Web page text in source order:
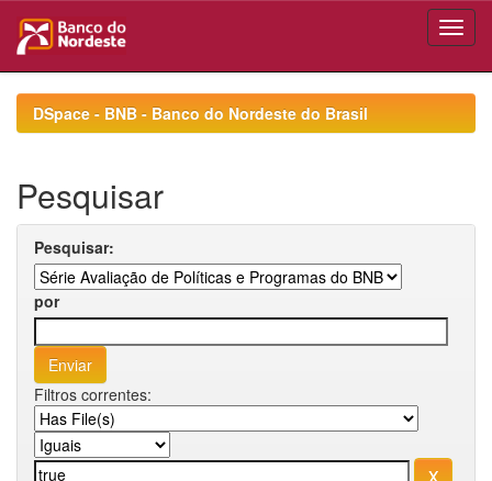
navigationDSpace - BNB - Banco do Nordeste do Brasil
Pesquisar
Pesquisar:
por
Filtros correntes: